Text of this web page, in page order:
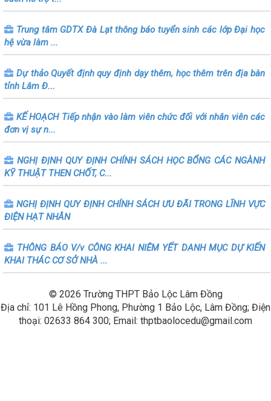
Trung tâm GDTX Đà Lạt thông báo tuyển sinh các lớp Đại học
hệ vừa làm ...
Dự thảo Quyết định quy định dạy thêm, học thêm trên địa bàn
tỉnh Lâm Đ...
KẾ HOẠCH Tiếp nhận vào làm viên chức đối với nhân viên các
đơn vị sự n...
NGHỊ ĐỊNH QUY ĐỊNH CHÍNH SÁCH HỌC BỔNG CÁC NGÀNH
KỸ THUẬT THEN CHỐT, C...
NGHỊ ĐỊNH QUY ĐỊNH CHÍNH SÁCH ƯU ĐÃI TRONG LĨNH VỰC
ĐIỆN HẠT NHÂN
THÔNG BÁO V/v CÔNG KHAI NIÊM YẾT DANH MỤC DỰ KIẾN
KHAI THÁC CƠ SỞ NHÀ ...
© 2026 Trường THPT Bảo Lộc Lâm Đồng
Địa chỉ: 101 Lê Hồng Phong, Phường 1 Bảo Lộc, Lâm Đồng; Điện
thoại: 02633 864 300; Email: thptbaolocedu@gmail.com